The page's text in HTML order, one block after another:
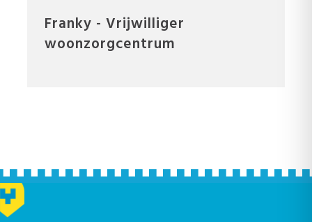
Franky - Vrijwilliger
woonzorgcentrum